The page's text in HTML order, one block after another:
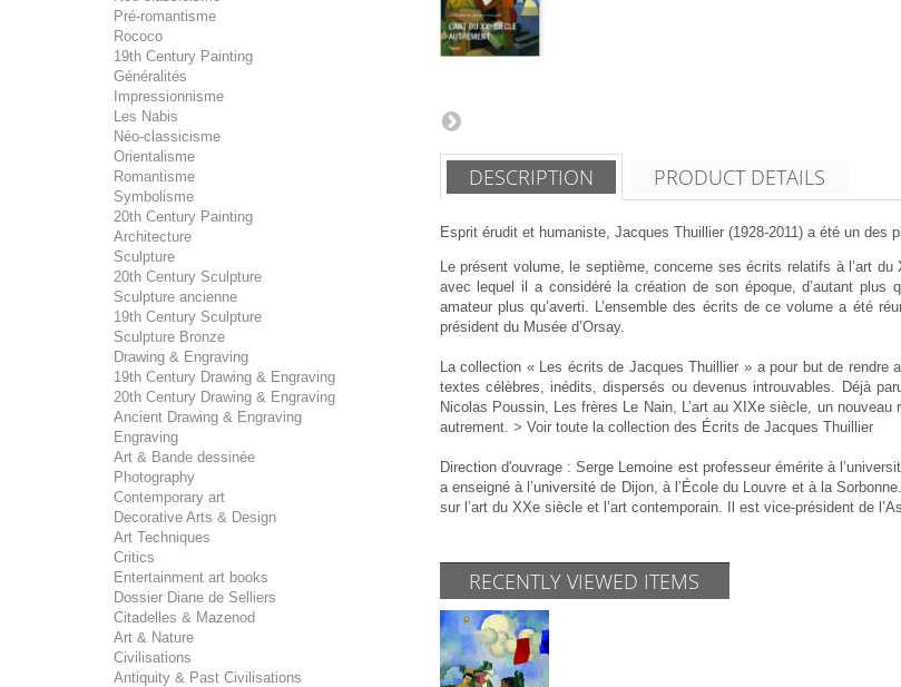
Pré-romantisme
Rococo
19th Century Painting
Généralités
Impressionnisme
Les Nabis
Néo-classicisme
Orientalisme
Romantisme
Symbolisme
20th Century Painting
Architecture
Sculpture
20th Century Sculpture
Sculpture ancienne
19th Century Sculpture
Sculpture Bronze
Drawing & Engraving
19th Century Drawing & Engraving
20th Century Drawing & Engraving
Ancient Drawing & Engraving
Engraving
Art & Bande dessinée
Photography
Contemporary art
Decorative Arts & Design
Art Techniques
Critics
Entertainment art books
Dossier Diane de Selliers
Citadelles & Mazenod
Art & Nature
Civilisations
Antiquity & Past Civilisations
DESCRIPTION PRODUCT DETAILS
Esprit érudit et humaniste, Jacques Thuillier (1928-2011) a été un des
Le présent volume, le septième, concerne ses écrits relatifs à l’art
avec lequel il a considéré la création de son époque, d’autant
amateur plus qu’averti. L’ensemble des écrits de ce volume a été
président du Musée d’Orsay.
La collection « Les écrits de Jacques Thuillier » a pour but de rendre
textes célèbres, inédits, dispersés ou devenus introuvables. Déjà
Nicolas Poussin, Les frères Le Nain, L’art au XIXe siècle, un
autrement. > Voir toute la collection des Écrits de Jacques Thuillier
Direction d'ouvrage : Serge Lemoine est professeur émérite à
a enseigné à l’université de Dijon, à l’École du Louvre et à la
sur l’art du XXe siècle et l’art contemporain. Il est vice-président de
RECENTLY VIEWED ITEMS